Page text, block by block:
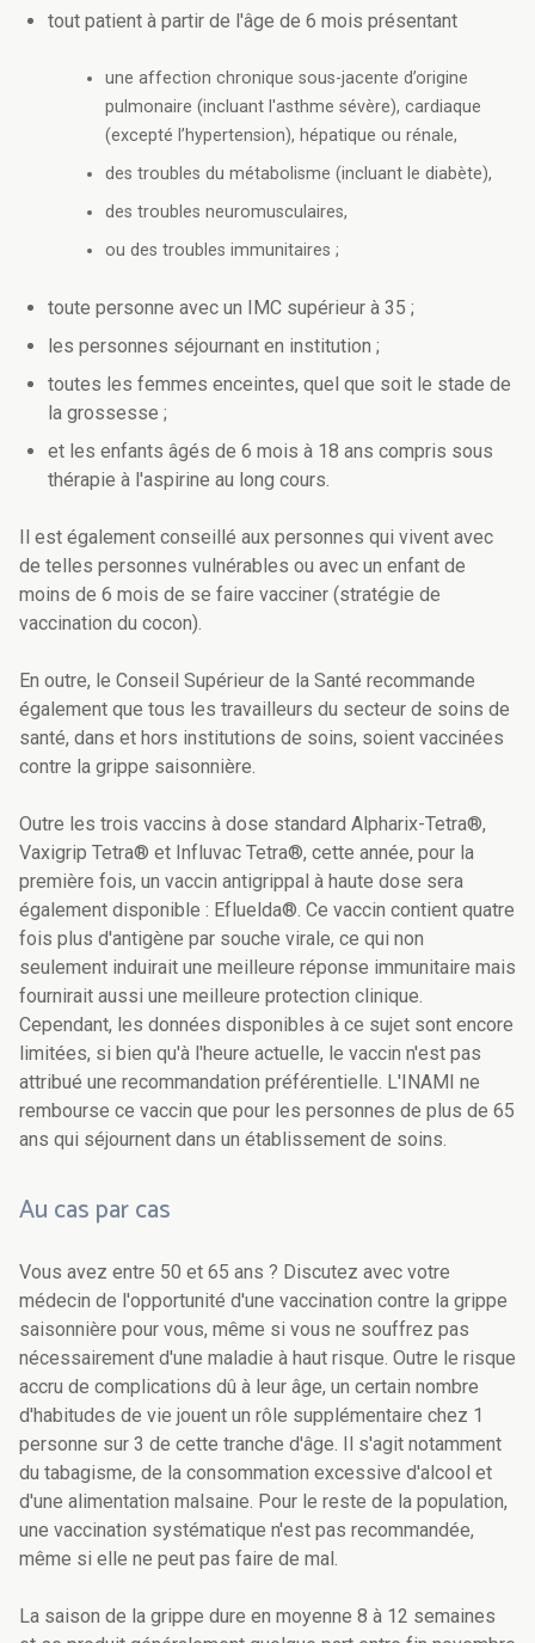
tout patient à partir de l'âge de 6 mois présentant
une affection chronique sous-jacente d’origine
pulmonaire (incluant l'asthme sévère), cardiaque
(excepté l’hypertension), hépatique ou rénale,
des troubles du métabolisme (incluant le diabète),
des troubles neuromusculaires,
ou des troubles immunitaires ;
toute personne avec un IMC supérieur à 35 ;
les personnes séjournant en institution ;
toutes les femmes enceintes, quel que soit le stade de
la grossesse ;
et les enfants âgés de 6 mois à 18 ans compris sous
thérapie à l'aspirine au long cours.
Il est également conseillé aux personnes qui vivent avec
de telles personnes vulnérables ou avec un enfant de
moins de 6 mois de se faire vacciner (stratégie de
vaccination du cocon).
En outre, le Conseil Supérieur de la Santé recommande
également que tous les travailleurs du secteur de soins de
santé, dans et hors institutions de soins, soient vaccinées
contre la grippe saisonnière.
Outre les trois vaccins à dose standard Alpharix-Tetra®,
Vaxigrip Tetra® et Influvac Tetra®, cette année, pour la
première fois, un vaccin antigrippal à haute dose sera
également disponible : Efluelda®. Ce vaccin contient quatre
fois plus d'antigène par souche virale, ce qui non
seulement induirait une meilleure réponse immunitaire mais
fournirait aussi une meilleure protection clinique.
Cependant, les données disponibles à ce sujet sont encore
limitées, si bien qu'à l'heure actuelle, le vaccin n'est pas
attribué une recommandation préférentielle. L'INAMI ne
rembourse ce vaccin que pour les personnes de plus de 65
ans qui séjournent dans un établissement de soins.
Au cas par cas
Vous avez entre 50 et 65 ans ? Discutez avec votre
médecin de l'opportunité d'une vaccination contre la grippe
saisonnière pour vous, même si vous ne souffrez pas
nécessairement d'une maladie à haut risque. Outre le risque
accru de complications dû à leur âge, un certain nombre
d'habitudes de vie jouent un rôle supplémentaire chez 1
personne sur 3 de cette tranche d'âge. Il s'agit notamment
du tabagisme, de la consommation excessive d'alcool et
d'une alimentation malsaine. Pour le reste de la population,
une vaccination systématique n'est pas recommandée,
même si elle ne peut pas faire de mal.
La saison de la grippe dure en moyenne 8 à 12 semaines